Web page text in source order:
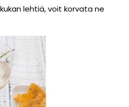
lehtiä, voit korvata ne